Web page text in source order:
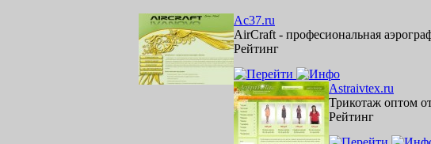
Ac37.ru
AirCraft - професиональная
Рейтинг
Astraivtex.ru
Трикотаж оптом
Рейтинг